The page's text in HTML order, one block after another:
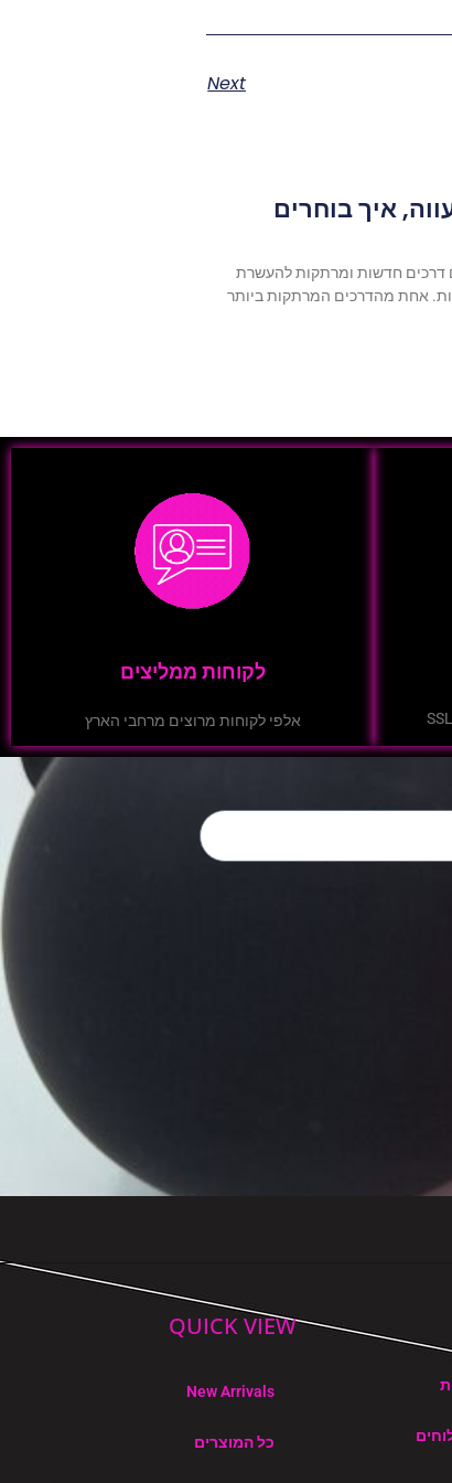
Next
איך בוחרים
חדשות ומרתקות להעשרת
אחת מהדרכים המרתקות ביותר
לקוחות ממליצים
אלפי לקוחות מרוצים מרחבי הארץ
QUICK VIEW
New Arrivals
כל המוצרים